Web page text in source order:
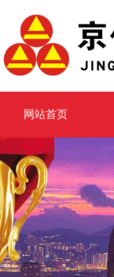
网站首页
荣誉资质